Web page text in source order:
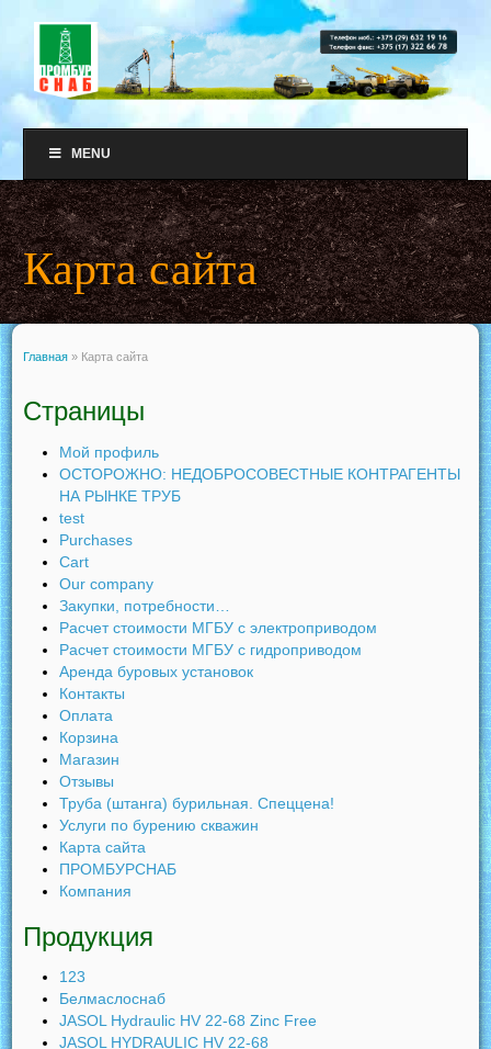
MENU
Карта сайта
Главная » Карта сайта
Страницы
Мой профиль
ОСТОРОЖНО: НЕДОБРОСОВЕСТНЫЕ КОНТРАГЕНТЫ
НА РЫНКЕ ТРУБ
test
Purchases
Cart
Our company
Закупки, потребности…
Расчет стоимости МГБУ с электроприводом
Расчет стоимости МГБУ с гидроприводом
Аренда буровых установок
Контакты
Оплата
Корзина
Магазин
Отзывы
Труба (штанга) бурильная. Спеццена!
Услуги по бурению скважин
Карта сайта
ПРОМБУРСНАБ
Компания
Продукция
123
Белмаслоснаб
JASOL Hydraulic HV 22-68 Zinc Free
JASOL HYDRAULIC HV 22-68